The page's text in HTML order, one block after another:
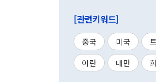
[관련키워드]
중국 미국
이란
대만